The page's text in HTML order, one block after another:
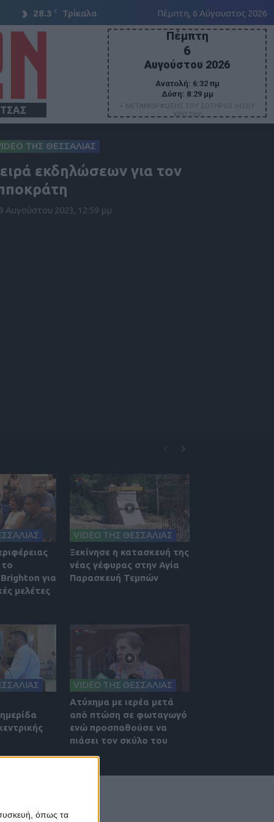
όπως τα
28.3 C Τρίκαλα Πέμπτη, 6 Αύγουστος 2026
Πέμπτη
6
Αυγούστου 2026
Ανατολή: 6:32 πμ
Δύση: 8:29 μμ
+ ΜΕΤΑΜΟΡΦΩΣΗΣ ΤΟΥ ΣΩΤΗΡΟΣ ΙΗΣΟΥ
ΧΡΙΣΤΟΥ
ΤΗΣ ΘΕΣΣΑΛΙΑΣ
εκδηλώσεων για τον
Αυγούστου 2023, 12:59 μμ
για
μελέτες
VIDEO ΤΗΣ ΘΕΣΣΑΛΙΑΣ
Ξεκίνησε η κατασκευή της
νέας γέφυρας στην Αγία
Παρασκευή Τεμπών
VIDEO ΤΗΣ ΘΕΣΣΑΛΙΑΣ
Ατύχημα με ιερέα μετά
από πτώση σε φωταγωγό
ενώ προσπαθούσε να
πιάσει τον σκύλο του